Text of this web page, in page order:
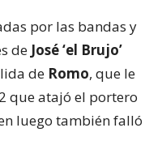
por las bandas y
de José ‘el Brujo’
de Romo, que le
que atajó el portero
luego también falló